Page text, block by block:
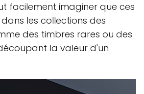
facilement imaginer que ces
les collections des
des timbres rares ou des
la valeur d'un